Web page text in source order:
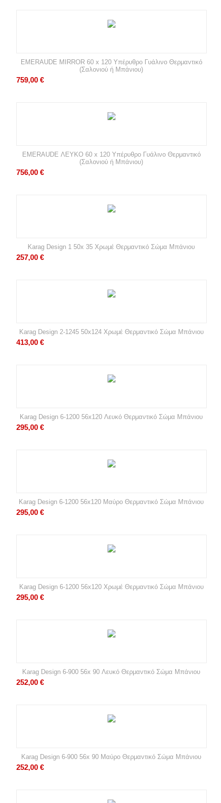
EMERAUDE MIRROR 60 x 120 Υπέρυθρο Γυάλινο Θερμαντικό
(Σαλονιού ή Μπάνιου)
759,00 €
EMERAUDE ΛΕΥΚΟ 60 x 120 Υπέρυθρο Γυάλινο Θερμαντικό
(Σαλονιού ή Μπάνιου)
756,00 €
Karag Design 1 50x 35 Χρωμέ Θερμαντικό Σώμα Μπάνιου
257,00 €
Karag Design 2-1245 50x124 Χρωμέ Θερμαντικό Σώμα Μπάνιου
413,00 €
Karag Design 6-1200 56x120 Λευκό Θερμαντικό Σώμα Μπάνιου
295,00 €
Karag Design 6-1200 56x120 Μαύρο Θερμαντικό Σώμα Μπάνιου
295,00 €
Karag Design 6-1200 56x120 Χρωμέ Θερμαντικό Σώμα Μπάνιου
295,00 €
Karag Design 6-900 56x 90 Λευκό Θερμαντικό Σώμα Μπάνιου
252,00 €
Karag Design 6-900 56x 90 Μαύρο Θερμαντικό Σώμα Μπάνιου
252,00 €